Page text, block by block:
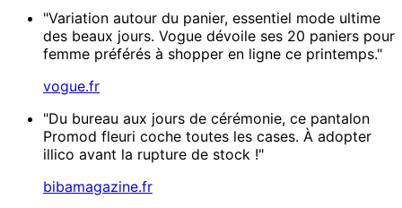
"Variation autour du panier, essentiel mode ultime
des beaux jours. Vogue dévoile ses 20 paniers pour
femme préférés à shopper en ligne ce printemps."
vogue.fr
"Du bureau aux jours de cérémonie, ce pantalon
Promod fleuri coche toutes les cases. À adopter
illico avant la rupture de stock !"
bibamagazine.fr